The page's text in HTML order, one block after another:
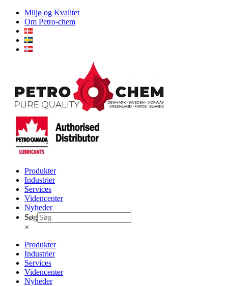
Skip
content
Miljø og Kvalitet
Om Petro-chem
Produkter
Industrier
Services
Videncenter
Nyheder
Søg
×
Produkter
Industrier
Services
Videncenter
Nyheder